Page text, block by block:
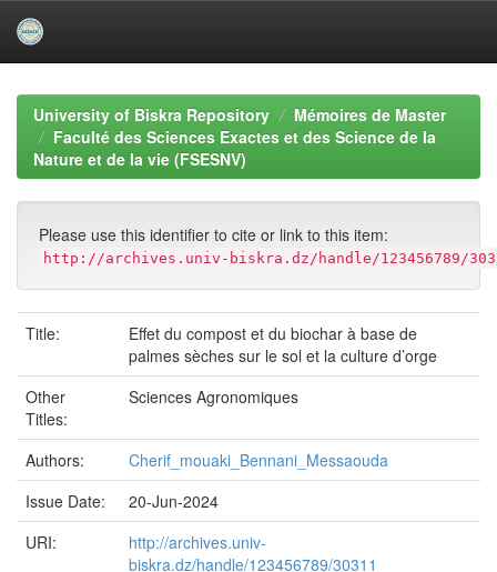
navigationUniversity of Biskra Repository
Mémoires de Master
Faculté des Sciences Exactes et des Science de la
Nature et de la vie (FSESNV)
Please use this identifier to cite or link to this item:
http://archives.univ-biskra.dz/handle/123456789/
Title:
Effet du compost et du biochar à base de
palmes sèches sur le sol et la culture d’orge
Other
Titles:
Sciences Agronomiques
Authors:
Cherif_mouaki_Bennani_Messaouda
Issue Date:
20-Jun-2024
URI:
http://archives.univ-
biskra.dz/handle/123456789/30311